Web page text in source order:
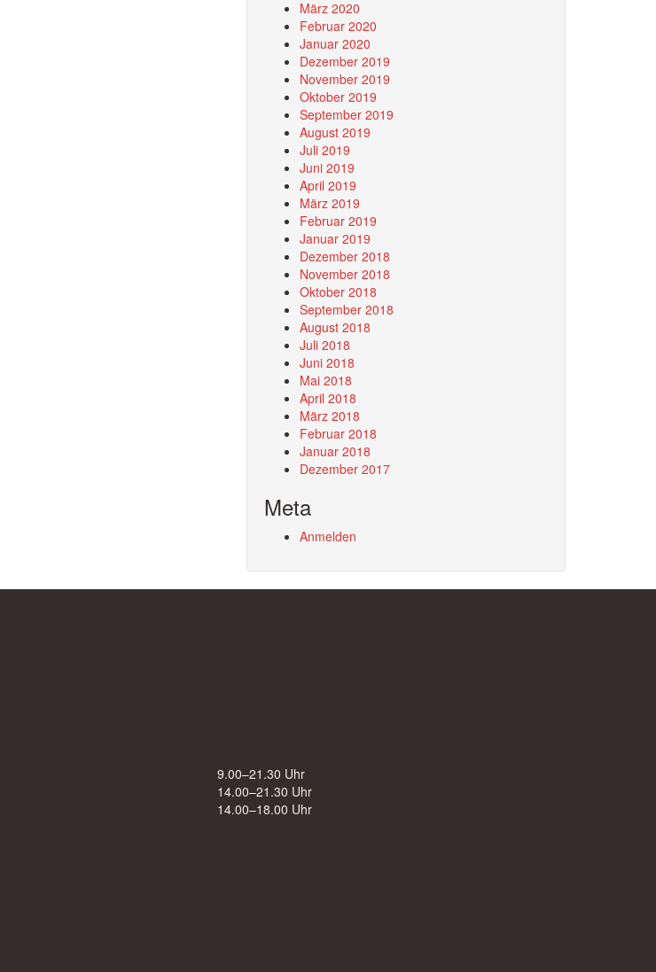
März 2020
Februar 2020
Januar 2020
Dezember 2019
November 2019
Oktober 2019
September 2019
August 2019
Juli 2019
Juni 2019
April 2019
März 2019
Februar 2019
Januar 2019
Dezember 2018
November 2018
Oktober 2018
September 2018
August 2018
Juli 2018
Juni 2018
Mai 2018
April 2018
März 2018
Februar 2018
Januar 2018
Dezember 2017
Meta
Anmelden
9.00–21.30 Uhr
14.00–21.30 Uhr
14.00–18.00 Uhr